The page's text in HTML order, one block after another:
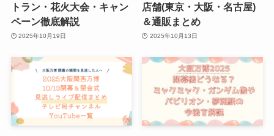
トラン・花火大会・キャン
ペーン徹底解説
2025年10月19日
店舗(東京・大阪・名古屋)
＆通販まとめ
2025年10月13日